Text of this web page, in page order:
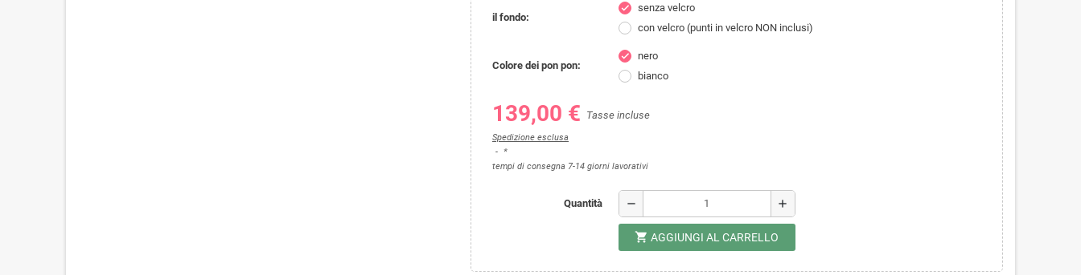
il fondo:
check
senza velcro
con velcro (punti in velcro NON inclusi)
Colore dei pon pon:
check
nero
bianco
139,00 € Tasse incluse
Spedizione esclusa
*
tempi di consegna 7-14 giorni lavorativi
Quantità remove add
shopping_cart AGGIUNGI AL CARRELLO